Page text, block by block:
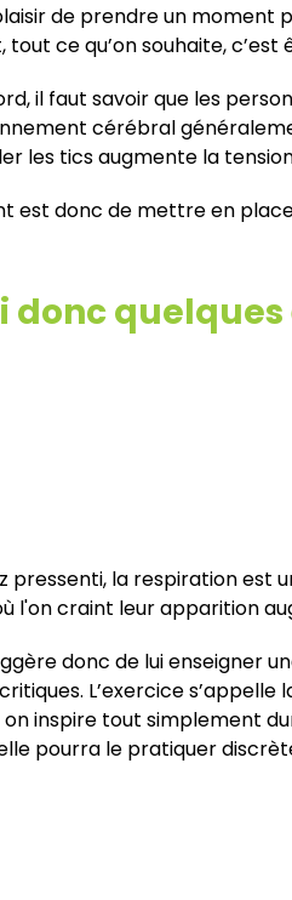
de prendre un moment
tout ce qu’on souhaite,
il faut savoir que les
cérébral
les tics augmente la
est donc de mettre en
donc
pressenti, la respiration
l'on craint leur apparition
donc de lui enseigner
L’exercice
inspire tout simplement
pourra le pratiquer